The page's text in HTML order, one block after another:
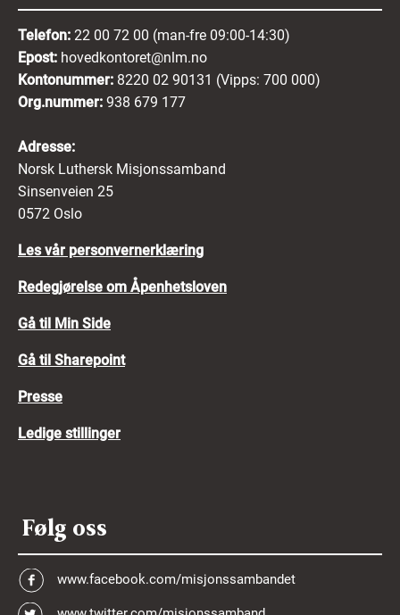
Telefon: 22 00 72 00 (man-fre 09:00-14:30)
Epost: hovedkontoret@nlm.no
Kontonummer: 8220 02 90131 (Vipps: 700 000)
Org.nummer: 938 679 177
Adresse:
Norsk Luthersk Misjonssamband
Sinsenveien 25
0572 Oslo
Les vår personvernerklæring
Redegjørelse om Åpenhetsloven
Gå til Min Side
Gå til Sharepoint
Presse
Ledige stillinger
Følg oss
www.facebook.com/misjonssambandet